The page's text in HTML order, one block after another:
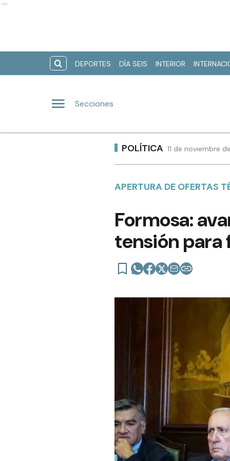
Ads
DEPORTES DÍA SEIS INTERIOR
Secciones
POLÍTICA 11 de noviembre
APERTURA DE OFERTAS
Formosa:
tensión